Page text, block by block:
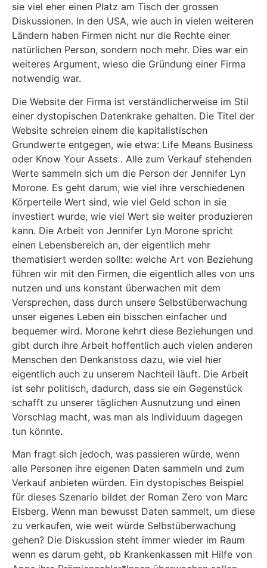
sie viel eher einen Platz am Tisch der grossen
Diskussionen. In den USA, wie auch in vielen weiteren
Ländern haben Firmen nicht nur die Rechte einer
natürlichen Person, sondern noch mehr. Dies war ein
weiteres Argument, wieso die Gründung einer Firma
notwendig war.
Die Website der Firma ist verständlicherweise im Stil
einer dystopischen Datenkrake gehalten. Die Titel der
Website schreien einem die kapitalistischen
Grundwerte entgegen, wie etwa: Life Means Business
oder Know Your Assets . Alle zum Verkauf stehenden
Werte sammeln sich um die Person der Jennifer Lyn
Morone. Es geht darum, wie viel ihre verschiedenen
Körperteile Wert sind, wie viel Geld schon in sie
investiert wurde, wie viel Wert sie weiter produzieren
kann. Die Arbeit von Jennifer Lyn Morone spricht
einen Lebensbereich an, der eigentlich mehr
thematisiert werden sollte: welche Art von Beziehung
führen wir mit den Firmen, die eigentlich alles von uns
nutzen und uns konstant überwachen mit dem
Versprechen, dass durch unsere Selbstüberwachung
unser eigenes Leben ein bisschen einfacher und
bequemer wird. Morone kehrt diese Beziehungen und
gibt durch ihre Arbeit hoffentlich auch vielen anderen
Menschen den Denkanstoss dazu, wie viel hier
eigentlich auch zu unserem Nachteil läuft. Die Arbeit
ist sehr politisch, dadurch, dass sie ein Gegenstück
schafft zu unserer täglichen Ausnutzung und einen
Vorschlag macht, was man als Individuum dagegen
tun könnte.
Man fragt sich jedoch, was passieren würde, wenn
alle Personen ihre eigenen Daten sammeln und zum
Verkauf anbieten würden. Ein dystopisches Beispiel
für dieses Szenario bildet der Roman Zero von Marc
Elsberg. Wenn man bewusst Daten sammelt, um diese
zu verkaufen, wie weit würde Selbstüberwachung
gehen? Die Diskussion steht immer wieder im Raum
wenn es darum geht, ob Krankenkassen mit Hilfe von